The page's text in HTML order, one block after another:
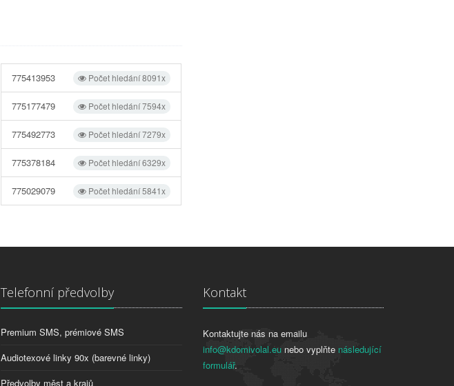
Počet hledání 8091x
775413953
Počet hledání 7594x
775177479
Počet hledání 7279x
775492773
Počet hledání 6329x
775378184
Počet hledání 5841x
775029079
Telefonní předvolby
Premium SMS, prémiové SMS
Audiotexové linky 90x (barevné linky)
Předvolby měst a krajů
Kontakt
Kontaktujte nás na emailu
info@kdomivolal.eunebo vyplňte následující
formulář.